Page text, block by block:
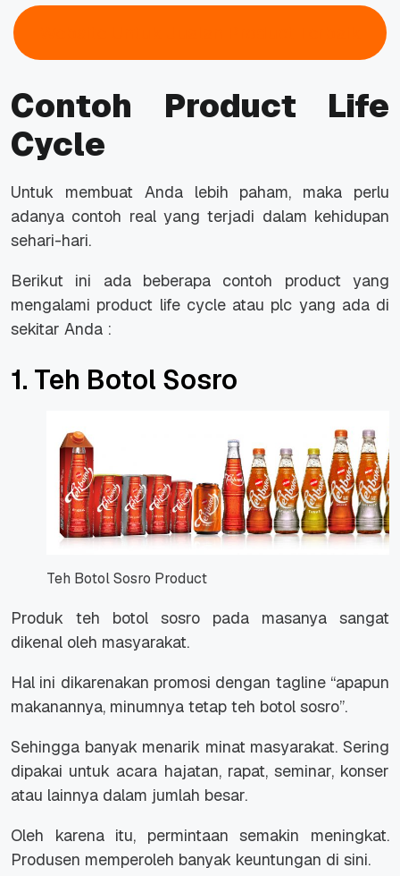
Contoh Product Life
Cycle
Untuk membuat Anda lebih paham, maka perlu
adanya contoh real yang terjadi dalam kehidupan
sehari-hari.
Berikut ini ada beberapa contoh product yang
mengalami product life cycle atau plc yang ada di
sekitar Anda :
1. Teh Botol Sosro
Teh Botol Sosro Product
Produk teh botol sosro pada masanya sangat
dikenal oleh masyarakat.
Hal ini dikarenakan promosi dengan tagline “apapun
makanannya, minumnya tetap teh botol sosro”.
Sehingga banyak menarik minat masyarakat. Sering
dipakai untuk acara hajatan, rapat, seminar, konser
atau lainnya dalam jumlah besar.
Oleh karena itu, permintaan semakin meningkat.
Produsen memperoleh banyak keuntungan di sini.